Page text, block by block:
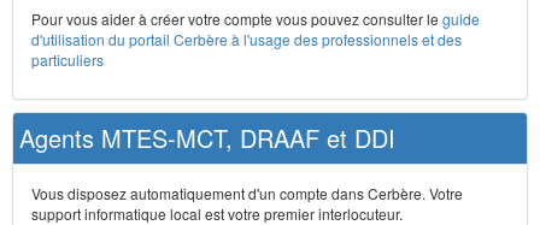
Pour vous aider à créer votre compte vous pouvez consulter le guide
d'utilisation du portail Cerbère à l'usage des professionnels et des
particuliers
Agents MTES-MCT, DRAAF et DDI
Vous disposez automatiquement d'un compte dans Cerbère. Votre
support informatique local est votre premier interlocuteur.